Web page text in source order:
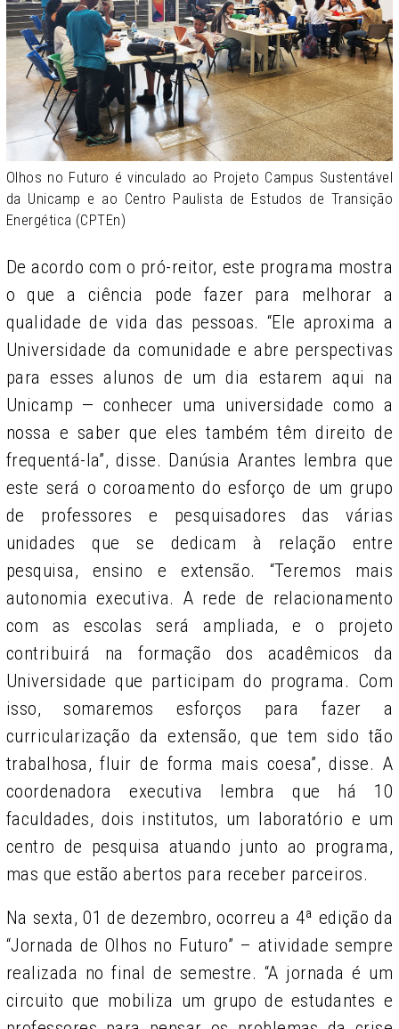
Olhos no Futuro é vinculado ao Projeto Campus Sustentável
da Unicamp e ao Centro Paulista de Estudos de Transição
Energética (CPTEn)
De acordo com o pró-reitor, este programa mostra
o que a ciência pode fazer para melhorar a
qualidade de vida das pessoas. “Ele aproxima a
Universidade da comunidade e abre perspectivas
para esses alunos de um dia estarem aqui na
Unicamp — conhecer uma universidade como a
nossa e saber que eles também têm direito de
frequentá-la”, disse. Danúsia Arantes lembra que
este será o coroamento do esforço de um grupo
de professores e pesquisadores das várias
unidades que se dedicam à relação entre
pesquisa, ensino e extensão. “Teremos mais
autonomia executiva. A rede de relacionamento
com as escolas será ampliada, e o projeto
contribuirá na formação dos acadêmicos da
Universidade que participam do programa. Com
isso, somaremos esforços para fazer a
curricularização da extensão, que tem sido tão
trabalhosa, fluir de forma mais coesa”, disse. A
coordenadora executiva lembra que há 10
faculdades, dois institutos, um laboratório e um
centro de pesquisa atuando junto ao programa,
mas que estão abertos para receber parceiros.
Na sexta, 01 de dezembro, ocorreu a 4ª edição da
“Jornada de Olhos no Futuro” – atividade sempre
realizada no final de semestre. “A jornada é um
circuito que mobiliza um grupo de estudantes e